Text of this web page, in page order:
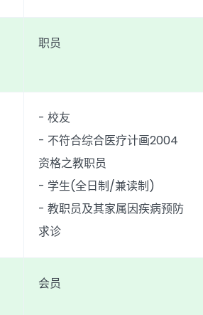
职员
- 校友
- 不符合综合医疗计画2004
资格之教职员
- 学生(全日制/兼读制)
- 教职员及其家属因疾病预防
求诊
会员